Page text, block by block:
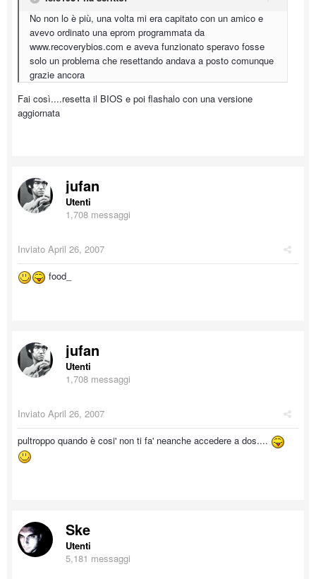
No non lo è più, una volta mi era capitato con un amico e
avevo ordinato una eprom programmata da
www.recoverybios.com e aveva funzionato speravo fosse
solo un problema che resettando andava a posto comunque
grazie ancora
Fai così....resetta il BIOS e poi flashalo con una versione
aggiornata
jufan
Utenti
1,708 messaggi
Inviato April 26, 2007
food_
jufan
Utenti
1,708 messaggi
Inviato April 26, 2007
pultroppo quando è cosi' non ti fa' neanche accedere a dos....
Ske
Utenti
5,181 messaggi